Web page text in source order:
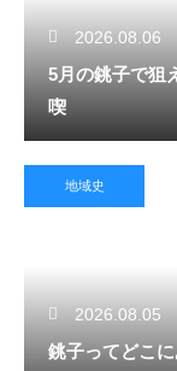
2026.08.06
5月の銚子で狙
喫
地域史
2026.08.05
銚子ってどこ